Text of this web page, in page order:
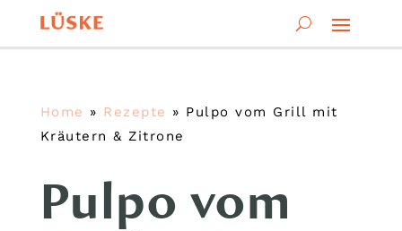
Home » Rezepte » Pulpo vom Grill mit
Kräutern & Zitrone
Pulpo vom